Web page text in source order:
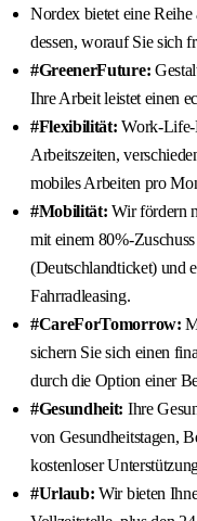
Nordex bietet eine
dessen, worauf Sie sich
#GreenerFuture:
Ihre Arbeit leistet einen
#Flexibilität: Work-Life-
Arbeitszeiten,
mobiles Arbeiten pro
#Mobilität: Wir fördern
mit einem 80%-
(Deutschlandticket) und
Fahrradleasing.
#CareForTomorrow:
sichern Sie sich einen
durch die Option einer
#Gesundheit: Ihre
von Gesundheitstagen,
kostenloser
#Urlaub: Wir bieten